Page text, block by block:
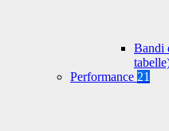
Bandi
Performance 21